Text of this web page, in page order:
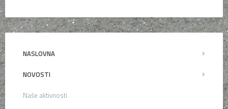
NASLOVNA
NOVOSTI
Naše aktivnosti